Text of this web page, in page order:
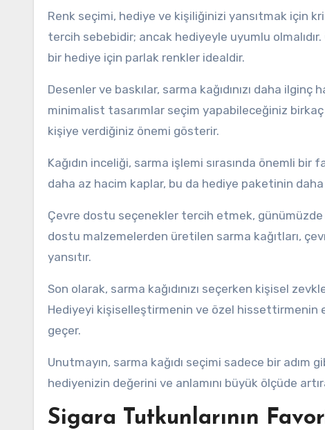
Renk seçimi, hediye ve kişiliğinizi yansıtmak için
tercih sebebidir; ancak hediyeyle uyumlu
bir hediye için parlak renkler idealdir.
Desenler ve baskılar, sarma kağıdınızı daha
minimalist tasarımlar seçim yapabileceğiniz
kişiye verdiğiniz önemi gösterir.
Kağıdın inceliği, sarma işlemi sırasında önemli
daha az hacim kaplar, bu da hediye paketinin
Çevre dostu seçenekler tercih etmek,
dostu malzemelerden üretilen sarma kağıtları,
yansıtır.
Son olarak, sarma kağıdınızı seçerken kişisel
Hediyeyi kişiselleştirmenin ve özel hissettirmenin
geçer.
Unutmayın, sarma kağıdı seçimi sadece bir
hediyenizin değerini ve anlamını büyük ölçüde
Sigara Tutkunlarının